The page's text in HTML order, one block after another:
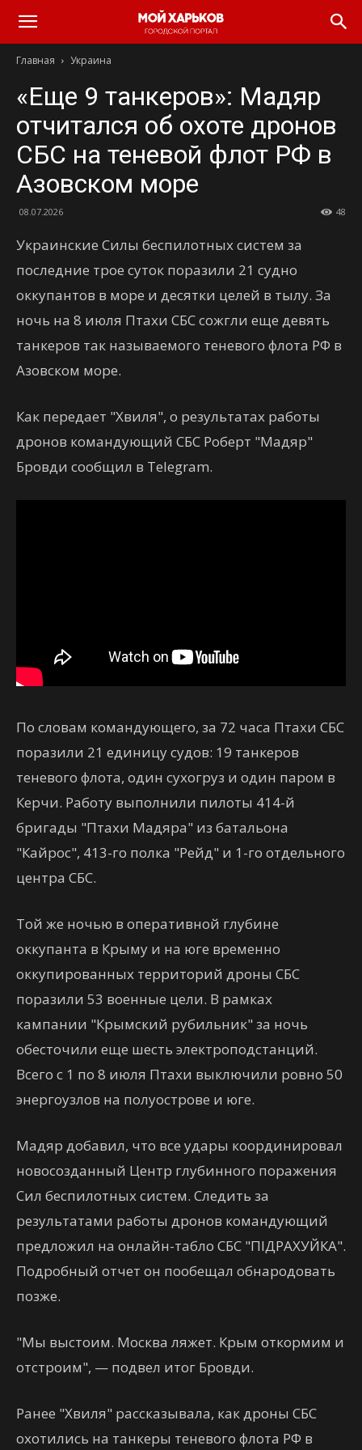
Главная Украина
«Еще 9 танкеров»: Мадяр
отчитался об охоте дронов
СБС на теневой флот РФ в
Азовском море
08.07.2026 48
Украинские Силы беспилотных систем за
последние трое суток поразили 21 судно
оккупантов в море и десятки целей в тылу. За
ночь на 8 июля Птахи СБС сожгли еще девять
танкеров так называемого теневого флота РФ в
Азовском море.
Как передает "Хвиля", о результатах работы
дронов командующий СБС Роберт "Мадяр"
Бровди сообщил в Telegram.
По словам командующего, за 72 часа Птахи СБС
поразили 21 единицу судов: 19 танкеров
теневого флота, один сухогруз и один паром в
Керчи. Работу выполнили пилоты 414-й
бригады "Птахи Мадяра" из батальона
"Кайрос", 413-го полка "Рейд" и 1-го отдельного
центра СБС.
Той же ночью в оперативной глубине
оккупанта в Крыму и на юге временно
оккупированных территорий дроны СБС
поразили 53 военные цели. В рамках
кампании "Крымский рубильник" за ночь
обесточили еще шесть электроподстанций.
Всего с 1 по 8 июля Птахи выключили ровно 50
энергоузлов на полуострове и юге.
Мадяр добавил, что все удары координировал
новосозданный Центр глубинного поражения
Сил беспилотных систем. Следить за
результатами работы дронов командующий
предложил на онлайн-табло СБС "ПІДРАХУЙКА".
Подробный отчет он пообещал обнародовать
позже.
"Мы выстоим. Москва ляжет. Крым откормим и
отстроим", — подвел итог Бровди.
Ранее "Хвиля" рассказывала, как дроны СБС
охотились на танкеры теневого флота РФ в